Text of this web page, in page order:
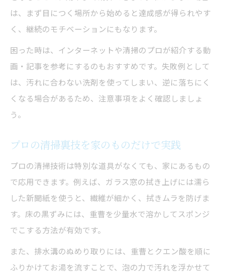
は、まず目につく場所から始めると達成感が得られやす
く、継続のモチベーションにもなります。
困った時は、インターネットや清掃のプロが紹介する動
画・記事を参考にするのもおすすめです。失敗例として
は、汚れに合わない洗剤を使ってしまい、逆に落ちにく
くなる場合があるため、注意事項をよく確認しましょ
う。
プロの清掃裏技を家のものだけで実践
プロの清掃技術は特別な道具がなくても、家にあるもの
で応用できます。例えば、ガラス窓の拭き上げには濡ら
した新聞紙を使うと、繊維が細かく、拭きムラを防げま
す。床の黒ずみには、重曹を少量水で溶かしてスポンジ
でこする方法が有効です。
また、排水溝のぬめり取りには、重曹とクエン酸を順に
ふりかけてお湯を流すことで、泡の力で汚れを浮かせて